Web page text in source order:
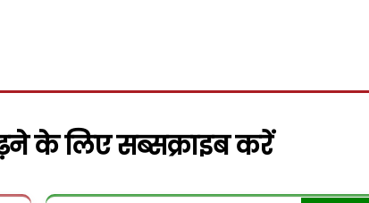
के लिए सब्सक्राइब करें